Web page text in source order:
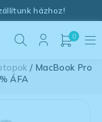
házhoz!
0
/ MacBook Pro
ÁFA